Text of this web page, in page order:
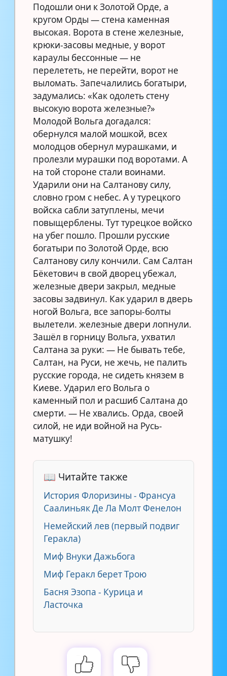
Подошли они к Золотой Орде, а
кругом Орды — стена каменная
высокая. Ворота в стене железные,
крюки-засовы медные, у ворот
караулы бессонные — не
перелететь, не перейти, ворот не
выломать. Запечалились богатыри,
задумались: «Как одолеть стену
высокую ворота железные?»
Молодой Вольга догадался:
обернулся малой мошкой, всех
молодцов обернул мурашками, и
пролезли мурашки под воротами. А
на той стороне стали воинами.
Ударили они на Салтанову силу,
словно гром с небес. А у турецкого
войска сабли затуплены, мечи
повыщерблены. Тут турецкое войско
на убег пошло. Прошли русские
богатыри по Золотой Орде, всю
Салтанову силу кончили. Сам Салтан
Бёкетович в свой дворец убежал,
железные двери закрыл, медные
засовы задвинул. Как ударил в дверь
ногой Вольга, все запоры-болты
вылетели. железные двери лопнули.
Зашёл в горницу Вольга, ухватил
Салтана за руки: — Не бывать тебе,
Салтан, на Руси, не жечь, не палить
русские города, не сидеть князем в
Киеве. Ударил его Вольга о
каменный пол и расшиб Салтана до
смерти. — Не хвались. Орда, своей
силой, не иди войной на Русь-
матушку!
📖 Читайте также
История Флоризины - Франсуа
Саалиньяк Де Ла Молт Фенелон
Немейский лев (первый подвиг
Геракла)
Миф Внуки Дажьбога
Миф Геракл берет Трою
Басня Эзопа - Курица и
Ласточка